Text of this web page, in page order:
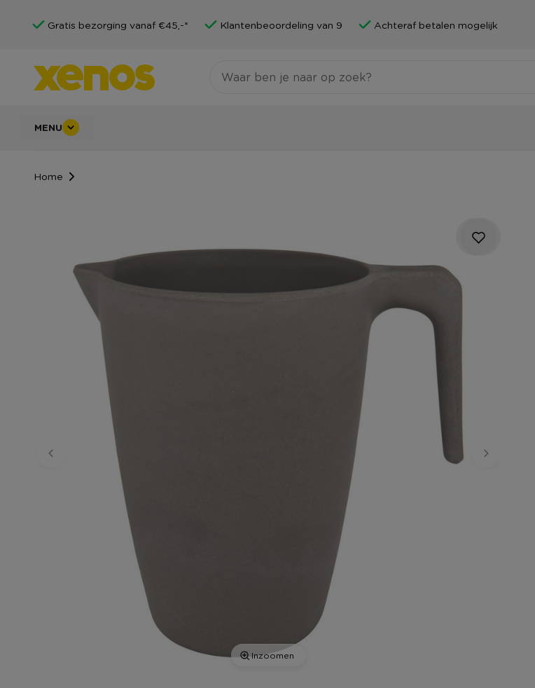
Gratis bezorging vanaf €45,-* Klantenbeoordeling van 9 Achteraf betalen mogelijk
MENU
Home
Inzoomen